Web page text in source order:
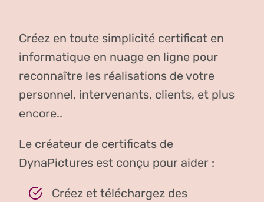
Créez en toute simplicité certificat en
informatique en nuage en ligne pour
reconnaître les réalisations de votre
personnel, intervenants, clients, et plus
encore..
Le créateur de certificats de
DynaPictures est conçu pour aider :
Créez et téléchargez des